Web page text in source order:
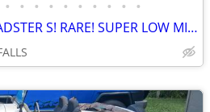
• • • • • • • • • •
2014 MINI COOPER ROADSTER S! RARE! SUPER LOW MILES! LOADED W/ OPTIONS!